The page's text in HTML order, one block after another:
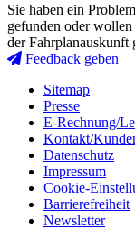
Sie haben ein
gefunden oder
der Fahrplanauskunft
Feedback geben
Sitemap
Presse
E-Rechnung/
Kontakt/
Datenschutz
Impressum
Cookie-
Barrierefreiheit
Newsletter